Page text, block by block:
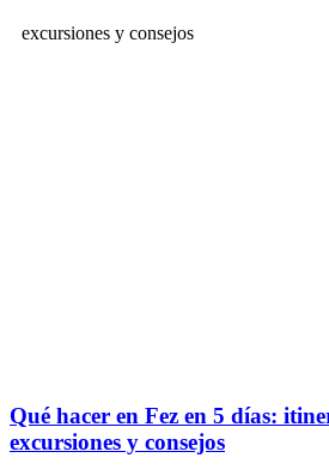
excursiones y consejos
Qué hacer en Fez en 5 días:
excursiones y consejos